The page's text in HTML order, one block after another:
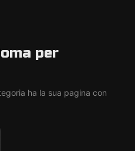
per
ha la sua pagina con